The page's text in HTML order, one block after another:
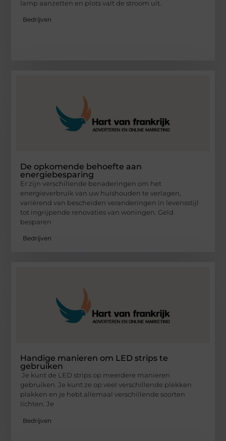
lamp aanzetten en plots valt de stroom uit.
Bedrijven
De opkomende behoefte aan
energiebesparing
Er zijn verschillende benaderingen om het
energieverbruik van uw huishouden te verlagen,
variërend van bescheiden veranderingen in levensstijl
tot ingrijpende renovaties van woningen. Geld
besparen
Bedrijven
Handige manieren om LED strips te
gebruiken
Je kunt de LED strips op meerdere manieren
gebruiken. Je kunt ze op veel verschillende plekken
plakken en je hebt allemaal verschillende soorten
lichten. Je
Bedrijven